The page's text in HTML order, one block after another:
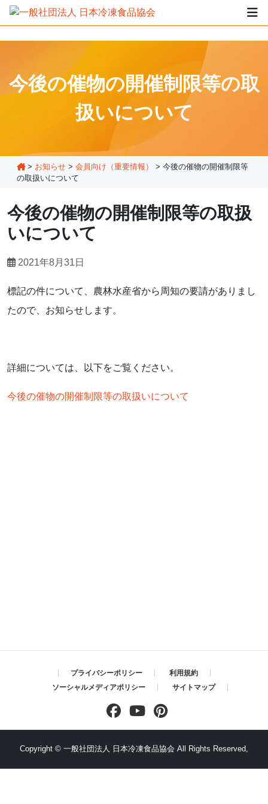
今後の催物の開催制限等の取
扱いについて
> お知らせ > 会員向け（重要情報） > 今後の催物の開催制限等
の取扱いについて
今後の催物の開催制限等の取扱
いについて
2021年8月31日
標記の件について、農林水産省から周知の要請がありまし
たので、お知らせします。
詳細については、以下をご覧ください。
今後の催物の開催制限等の取扱いについて
プライバシーポリシー
利用規約
ソーシャルメディアポリシー
サイトマップ
Copyright © 一般社団法人 日本冷凍食品協会 All Rights Reserved,